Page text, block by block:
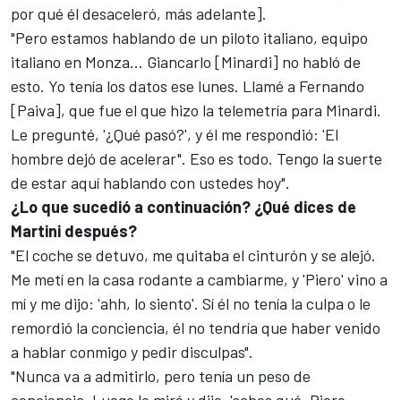
por qué él desaceleró, más adelante].
"Pero estamos hablando de un piloto italiano, equipo
italiano en Monza... Giancarlo [Minardi] no habló de
esto. Yo tenía los datos ese lunes. Llamé a Fernando
[Paiva], que fue el que hizo la telemetría para Minardi.
Le pregunté, '¿Qué pasó?', y él me respondió: 'El
hombre dejó de acelerar". Eso es todo. Tengo la suerte
de estar aquí hablando con ustedes hoy".
¿Lo que sucedió a continuación? ¿Qué dices de
Martini después?
"El coche se detuvo, me quitaba el cinturón y se alejó.
Me metí en la casa rodante a cambiarme, y 'Piero' vino a
mí y me dijo: 'ahh, lo siento'. Sí él no tenía la culpa o le
remordió la conciencia, él no tendría que haber venido
a hablar conmigo y pedir disculpas".
"Nunca va a admitirlo, pero tenía un peso de